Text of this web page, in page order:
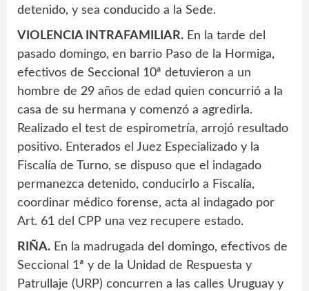
detenido, y sea conducido a la Sede.
VIOLENCIA INTRAFAMILIAR. En la tarde del
pasado domingo, en barrio Paso de la Hormiga,
efectivos de Seccional 10ª detuvieron a un
hombre de 29 años de edad quien concurrió a la
casa de su hermana y comenzó a agredirla.
Realizado el test de espirometría, arrojó resultado
positivo. Enterados el Juez Especializado y la
Fiscalía de Turno, se dispuso que el indagado
permanezca detenido, conducirlo a Fiscalía,
coordinar médico forense, acta al indagado por
Art. 61 del CPP una vez recupere estado.
RIÑA. En la madrugada del domingo, efectivos de
Seccional 1ª y de la Unidad de Respuesta y
Patrullaje (URP) concurren a las calles Uruguay y